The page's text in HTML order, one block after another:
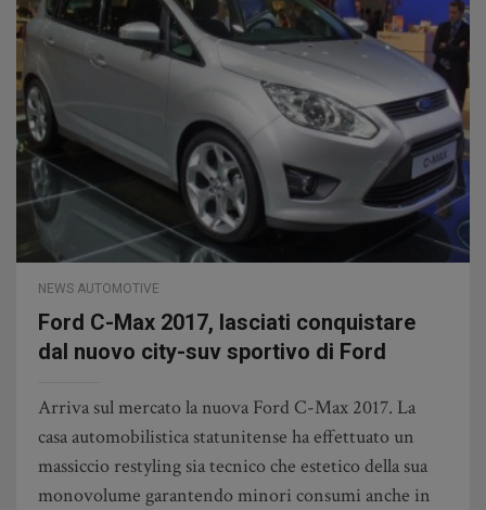
NEWS AUTOMOTIVE
Ford C-Max 2017, lasciati conquistare
dal nuovo city-suv sportivo di Ford
Arriva sul mercato la nuova Ford C-Max 2017. La
casa automobilistica statunitense ha effettuato un
massiccio restyling sia tecnico che estetico della sua
monovolume garantendo minori consumi anche in